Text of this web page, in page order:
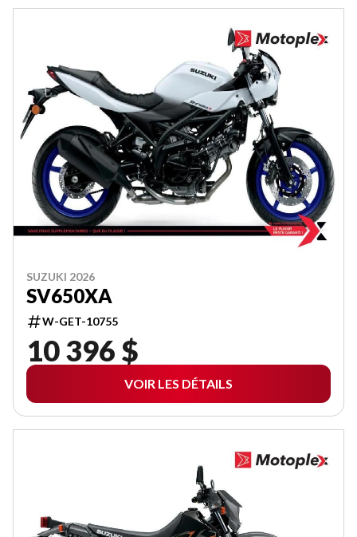
SUZUKI 2026
SV650XA
W-GET-10755
10 396 $
VOIR LES DÉTAILS